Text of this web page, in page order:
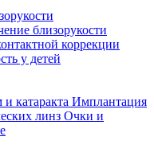
близорукости
коррекции
у детей
катаракта Имплантация
линз Очки и